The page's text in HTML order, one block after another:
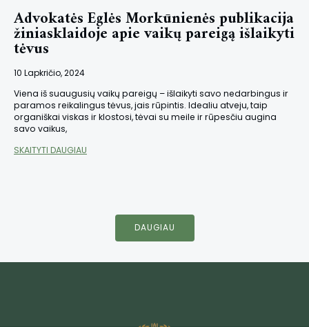
Advokatės Eglės Morkūnienės publikacija
žiniasklaidoje apie vaikų pareigą išlaikyti
tėvus
10 Lapkričio, 2024
Viena iš suaugusių vaikų pareigų – išlaikyti savo nedarbingus ir
paramos reikalingus tėvus, jais rūpintis. Idealiu atveju, taip
organiškai viskas ir klostosi, tėvai su meile ir rūpesčiu augina
savo vaikus,
SKAITYTI DAUGIAU
DAUGIAU